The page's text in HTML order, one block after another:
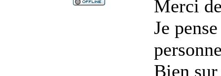
Merci
Je
Bien